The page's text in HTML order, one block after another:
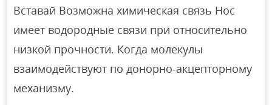
Вставай Возможна химическая связь Нос
имеет водородные связи при относительно
низкой прочности. Когда молекулы
взаимодействуют по донорно-акцепторному
механизму.